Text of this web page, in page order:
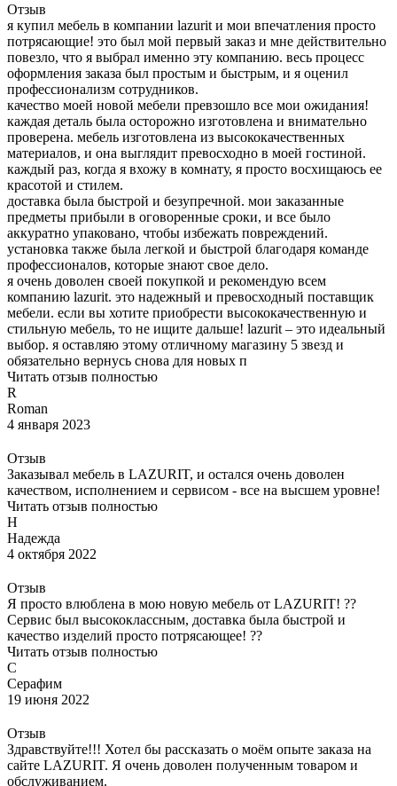
Отзыв
я купил мебель в компании lazurit и мои впечатления просто
потрясающие! это был мой первый заказ и мне действительно
повезло, что я выбрал именно эту компанию. весь процесс
оформления заказа был простым и быстрым, и я оценил
профессионализм сотрудников.
качество моей новой мебели превзошло все мои ожидания!
каждая деталь была осторожно изготовлена и внимательно
проверена. мебель изготовлена из высококачественных
материалов, и она выглядит превосходно в моей гостиной.
каждый раз, когда я вхожу в комнату, я просто восхищаюсь ее
красотой и стилем.
доставка была быстрой и безупречной. мои заказанные
предметы прибыли в оговоренные сроки, и все было
аккуратно упаковано, чтобы избежать повреждений.
установка также была легкой и быстрой благодаря команде
профессионалов, которые знают свое дело.
я очень доволен своей покупкой и рекомендую всем
компанию lazurit. это надежный и превосходный поставщик
мебели. если вы хотите приобрести высококачественную и
стильную мебель, то не ищите дальше! lazurit – это идеальный
выбор. я оставляю этому отличному магазину 5 звезд и
обязательно вернусь снова для новых п
Читать отзыв полностью
R
Roman
4 января 2023
Отзыв
Заказывал мебель в LAZURIT, и остался очень доволен
качеством, исполнением и сервисом - все на высшем уровне!
Читать отзыв полностью
Н
Надежда
4 октября 2022
Отзыв
Я просто влюблена в мою новую мебель от LAZURIT! ??
Сервис был высококлассным, доставка была быстрой и
качество изделий просто потрясающее! ??
Читать отзыв полностью
С
Серафим
19 июня 2022
Отзыв
Здравствуйте!!! Хотел бы рассказать о моём опыте заказа на
сайте LAZURIT. Я очень доволен полученным товаром и
обслуживанием.